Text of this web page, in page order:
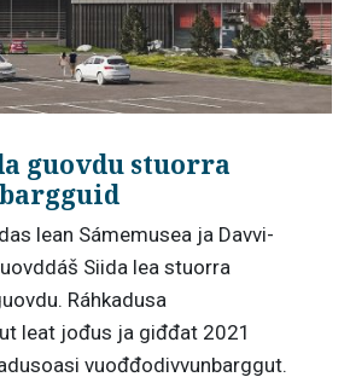
guovdu stuorra
lean Sámemusea ja Davvi-
Siida lea stuorra
Ráhkadusa
leat jođus ja giđđat 2021
vuođđodivvunbarggut.